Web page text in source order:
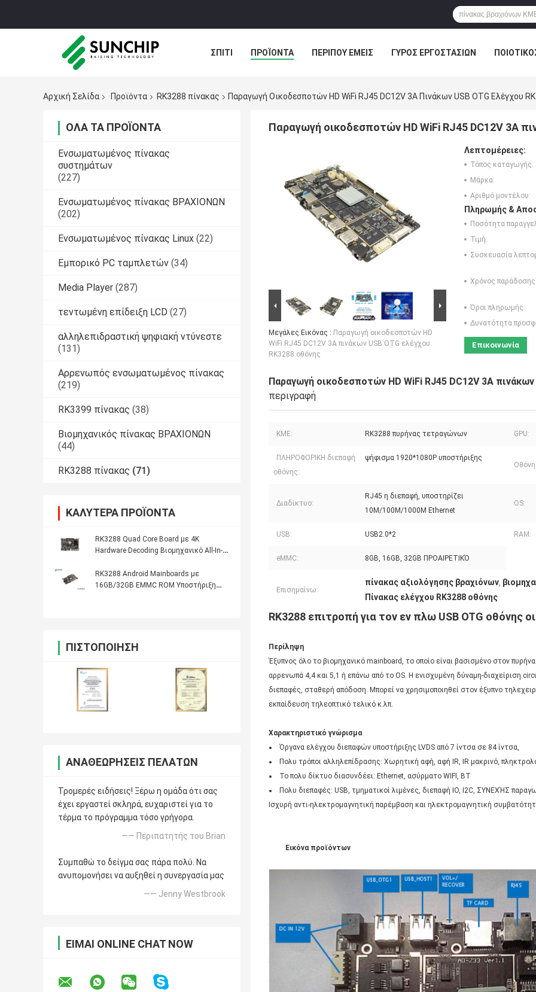
ΣΠΊΤΙ ΠΡΟΪΌΝΤΑ ΠΕΡΊΠΟΥ ΕΜΕΊΣ ΓΎΡΟΣ ΕΡΓΟΣΤΑΣΊΩΝ
Αρχική Σελίδα
Προϊόντα RK3288 πίνακας Παραγωγή Οικοδεσποτών HD WiFi RJ45 DC12V 3A Πινάκων USB OTG Ελέγχου
ΌΛΑ ΤΑ ΠΡΟΪΌΝΤΑ
Ενσωματωμένος πίνακας
συστημάτων
(227)
Ενσωματωμένος πίνακας ΒΡΑΧΙΟΝΩΝ
(202)
Ενσωματωμένος πίνακας Linux (22)
Εμπορικό PC ταμπλετών (34)
Media Player (287)
τεντωμένη επίδειξη LCD (27)
αλληλεπιδραστική ψηφιακή ντύνεστε
(131)
Αρρενωπός ενσωματωμένος πίνακας
(219)
RK3399 πίνακας (38)
Βιομηχανικός πίνακας ΒΡΑΧΙΟΝΩΝ
(44)
RK3288 πίνακας (71)
ΚΑΛΎΤΕΡΑ ΠΡΟΪΌΝΤΑ
RK3288 Quad Core Board με 4K
Hardware Decoding Βιομηχανικό All-In-
RK3288 Android Mainboards με
16GB/32GB EMMC ROM Υποστήριξη
ΠΙΣΤΟΠΟΊΗΣΗ
ΑΝΑΘΕΩΡΉΣΕΙΣ ΠΕΛΑΤΏΝ
Τρομερές ειδήσεις! Ξέρω η ομάδα ότι σας
έχει εργαστεί σκληρά, ευχαριστεί για το
τέρμα το πρόγραμμα τόσο γρήγορα.
—— Περιπατητής του Brian
Συμπαθώ το δείγμα σας πάρα πολύ. Να
ανυπομονήσει να αυξηθεί η συνεργασία μας
—— Jenny Westbrook
ΕΊΜΑΙ ONLINE CHAT NOW
Παραγωγή οικοδεσποτών HD WiFi RJ45 DC12V 3A
Μεγάλες Εικόνας : Παραγωγή οικοδεσποτών HD
WiFi RJ45 DC12V 3A πινάκων USB OTG ελέγχου
RK3288 οθόνης
Λεπτομέρειες:
Τόπος καταγωγής:
Μάρκα:
Αριθμό μοντέλου:
Πληρωμής &
Ποσότητα
Τιμή:
Συσκευασία
Χρόνος
Όροι πληρωμής:
Δυνατότητα
Επικοινωνία
Παραγωγή οικοδεσποτών HD WiFi RJ45 DC12V 3A
περιγραφή
ΚΜΕ: RK3288 πυρήνας τετραγώνων GPU:
ΠΛΗΡΟΦΟΡΙΚΗ διεπαφή
οθόνης:
ψήφισμα 1920*1080P υποστήριξης
Διαδίκτυο:
RJ45 η διεπαφή, υποστηρίζει
10M/100M/1000M Ethernet
OS:
USB: USB2.0*2 RAM:
eMMC: 8GB, 16GB, 32GB ΠΡΟΑΙΡΕΤΙΚΌ
Επισημαίνω:
πίνακας αξιολόγησης βραχιόνων,
Πίνακας ελέγχου RK3288 οθόνης
RK3288 επιτροπή για τον εν πλω USB OTG οθόνης
Περίληψη
Έξυπνος όλο το βιομηχανικό mainboard, το οποίο είναι βασισμένο στον
αρρενωπά 4,4 και 5,1 ή επάνω από το OS. Η ενισχυμένη δύναμη-διαχείριση
διεπαφές, σταθερή απόδοση. Μπορεί να χρησιμοποιηθεί στον έξυπνο
εκπαίδευση τηλεοπτικό τελικό κ.λπ.
Χαρακτηριστικό γνώρισμα
Όργανα ελέγχου διεπαφών υποστήριξης LVDS από 7 ίντσα σε 84 ίντσα,
Πολυ τρόποι αλληλεπίδρασης: Χωρητική αφή, αφή IR, IR μακρινό,
Το πολυ δίκτυο διασυνδέει: Ethernet, ασύρματο WIFI, BT
Πολυ διεπαφές: USB, τμηματικοί λιμένες, διεπαφή IO, I2C, ΣΥΝΕΧΉΣ
Ισχυρή αντι-ηλεκτρομαγνητική παρέμβαση και ηλεκτρομαγνητική
Εικόνα προϊόντων